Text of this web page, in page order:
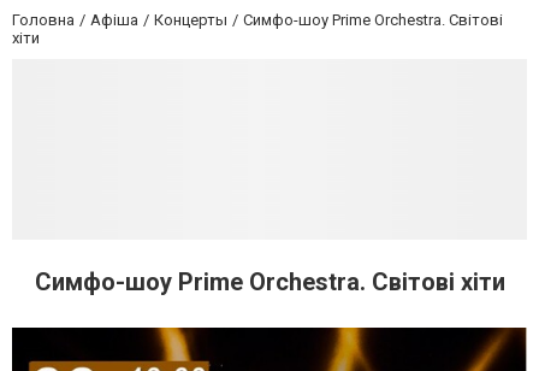
Головна Афіша Концерты
Симфо-шоу Prime Orchestra. Світові
хіти
Симфо-шоу Prime Orchestra. Світові хіти